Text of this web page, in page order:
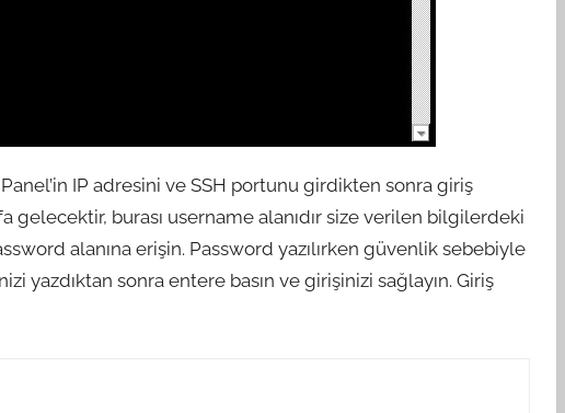
IP adresini ve SSH portunu girdikten sonra giriş
gelecektir, burası username alanıdır size verilen bilgilerdeki
alanına erişin. Password yazılırken güvenlik sebebiyle
yazdıktan sonra entere basın ve girişinizi sağlayın. Giriş